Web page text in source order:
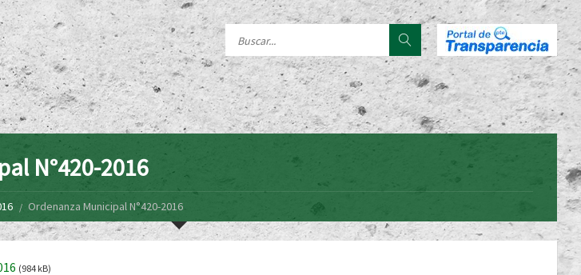
N°420-2016
Ordenanza Municipal N°420-2016
(984 kB)